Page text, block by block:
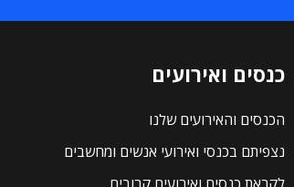
כנסים ואירועים
הכנסים והאירועים שלנו
נצפיתם בכנסי ואירועי אנשים ומחשבים